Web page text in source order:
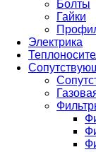
Болты
Гайки
Электрика